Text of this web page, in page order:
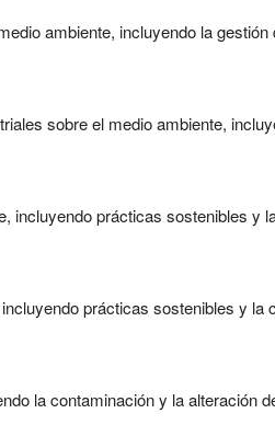
ambiente, incluyendo la gestión
sobre el medio ambiente,
incluyendo prácticas sostenibles y
prácticas sostenibles y la
la contaminación y la alteración